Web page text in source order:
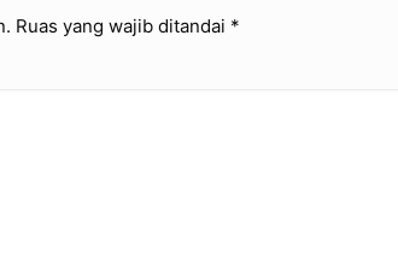
Ruas yang wajib ditandai *